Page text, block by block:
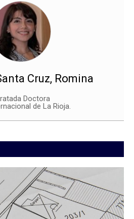
Cruz, Romina
Doctora
de La Rioja.